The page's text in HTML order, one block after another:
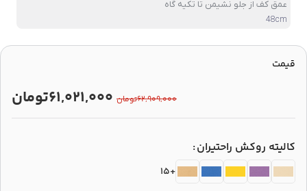
عمق کف از جلو نشیمن تا تکیه گاه
48cm
قیمت
۶۲,۹۰۹,۰۰۰تومان ۶۱,۰۲۱,۰۰۰تومان
کالیته روکش راحتیران
+15